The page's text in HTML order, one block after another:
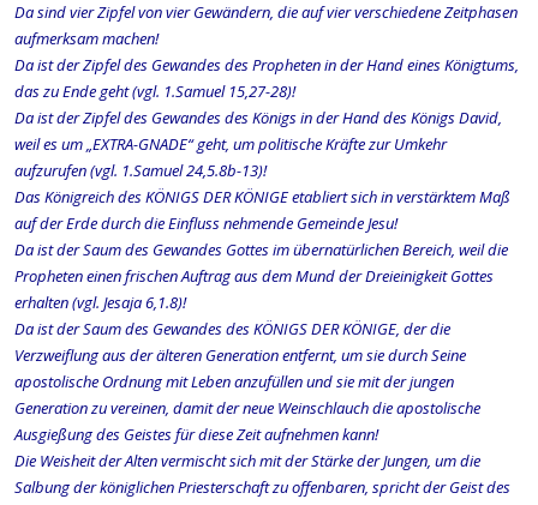
Da sind vier Zipfel von vier Gewändern, die auf vier verschiedene Zeitphasen
aufmerksam machen!
Da ist der Zipfel des Gewandes des Propheten in der Hand eines Königtums,
das zu Ende geht (vgl. 1.Samuel 15,27-28)!
Da ist der Zipfel des Gewandes des Königs in der Hand des Königs David,
weil es um „EXTRA-GNADE“ geht, um politische Kräfte zur Umkehr
aufzurufen (vgl. 1.Samuel 24,5.8b-13)!
Das Königreich des KÖNIGS DER KÖNIGE etabliert sich in verstärktem Maß
auf der Erde durch die Einfluss nehmende Gemeinde Jesu!
Da ist der Saum des Gewandes Gottes im übernatürlichen Bereich, weil die
Propheten einen frischen Auftrag aus dem Mund der Dreieinigkeit Gottes
erhalten (vgl. Jesaja 6,1.8)!
Da ist der Saum des Gewandes des KÖNIGS DER KÖNIGE, der die
Verzweiflung aus der älteren Generation entfernt, um sie durch Seine
apostolische Ordnung mit Leben anzufüllen und sie mit der jungen
Generation zu vereinen, damit der neue Weinschlauch die apostolische
Ausgießung des Geistes für diese Zeit aufnehmen kann!
Die Weisheit der Alten vermischt sich mit der Stärke der Jungen, um die
Salbung der königlichen Priesterschaft zu offenbaren, spricht der Geist des